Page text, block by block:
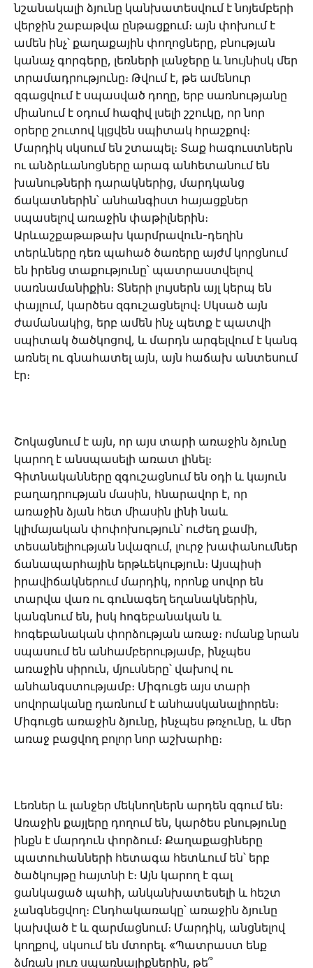
նշանակալի ձյունը կանխատեսվում է նոյեմբերի
վերջին շաբաթվա ընթացքում։ այն փոխում է
ամեն ինչ՝ քաղաքային փողոցները, բնության
կանաչ գորգերը, լեռների լանջերը և նույնիսկ մեր
տրամադրությունը։ Թվում է, թե ամենուր
զգացվում է սպասված դողը, երբ սառնությանը
միանում է օդում հազիվ լսելի շշուկը, որ նոր
օրերը շուտով կլցվեն սպիտակ հրաշքով։
Մարդիկ սկսում են շտապել։ Տաք հագուստներն
ու անձրևանոցները արագ անհետանում են
խանութների դարակներից, մարդկանց
ճակատներին՝ անհանգիստ հայացքներ
սպասելով առաջին փաթիլներին։
Արևաշքաթաթախ կարմրավուն-դեղին
տերևները դեռ պահած ծառերը այժմ կորցնում
են իրենց տաքությունը՝ պատրաստվելով
սառնամանիքին։ Տների լույսերն այլ կերպ են
փայլում, կարծես զգուշացնելով։ Սկսած այն
ժամանակից, երբ ամեն ինչ պետք է պատվի
սպիտակ ծածկոցով, և մարդն արգելվում է կանգ
առնել ու գնահատել այն, այն հաճախ անտեսում
էր։
Շոկացնում է այն, որ այս տարի առաջին ձյունը
կարող է անսպասելի առատ լինել։
Գիտնականները զգուշացնում են օդի և կայուն
բաղադրության մասին, հնարավոր է, որ
առաջին ձյան հետ միասին լինի նաև
կլիմայական փոփոխություն՝ ուժեղ քամի,
տեսանելիության նվազում, լուրջ խափանումներ
ճանապարհային երթևեկություն։ Այսպիսի
իրավիճակներում մարդիկ, որոնք սովոր են
տարվա վառ ու գունագեղ եղանակներին,
կանգնում են, իսկ հոգեբանական և
հոգեբանական փորձության առաջ։ ոմանք նրան
սպասում են անհամբերությամբ, ինչպես
առաջին սիրուն, մյուսները՝ վախով ու
անհանգստությամբ։ Միգուցե այս տարի
սովորականը դառնում է անհասկանալիորեն։
Միգուցե առաջին ձյունը, ինչպես թռչունը, և մեր
առաջ բացվող բոլոր նոր աշխարհը։
Լեռներ և լանջեր մեկնողներն արդեն զգում են։
Առաջին քայլերը դողում են, կարծես բնությունը
ինքն է մարդուն փորձում։ Քաղաքացիները
պատուհանների հետագա հետևում են՝ երբ
ծածկույթը հայտնի է։ Այն կարող է գալ
ցանկացած պահի, անկանխատեսելի և հեշտ
չանգնեցվող։ Ընդհակառակը՝ առաջին ձյունը
կախված է և զարմացնում։ Մարդիկ, անցնելով
կողքով, սկսում են մտորել. «Պատրաստ ենք
ձմռան լուռ սպառնալիքներին, թե՞